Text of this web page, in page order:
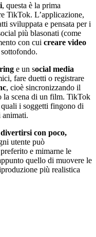
, questa è la prima
TikTok. L’applicazione,
sviluppata e pensata per i
più blasonati (come
con cui creare video
e un social media
fare duetti o registrare
, cioè sincronizzando il
la scena di un film. TikTok
i soggetti fingono di
animati.
divertirsi con poco,
utente può
e mimarne le
quello di muovere le
più realistica